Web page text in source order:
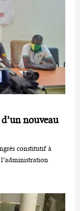
nouveau
constitutif à